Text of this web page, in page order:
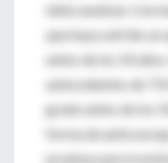
debe analizar si la
que haya sufrido
antes de los 50
antecedentes de
grado antes de los
forma de
pruebas para